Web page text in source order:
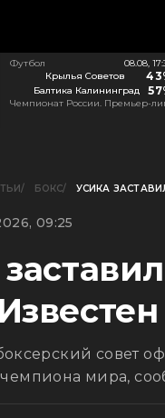
Футбол
08.08,
Крылья Советов
Балтика Калининград
Чемпионат России. Премьер-
БОКС УСИКА
09:25
совет
мира,